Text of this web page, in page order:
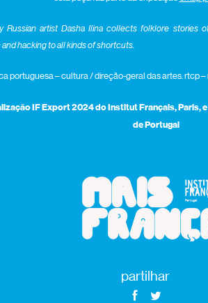
Russian artist Dasha Ilina collects folklore stories
hacking to all kinds of shortcuts.
portuguesa – cultura / direção-geral das artes. rtcp
IF Export 2024 do Institut Français, Paris,
de Portugal
partilhar